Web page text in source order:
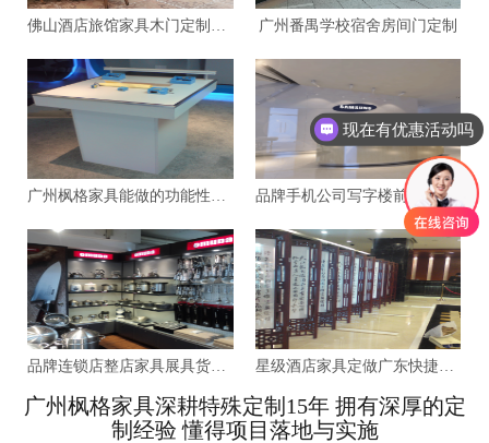
佛山酒店旅馆家具木门定制案例 广州番禺学校宿舍房间门定制
广州枫格家具能做的功能性展柜提升高精设备品质 品牌手机公司写字楼前台定做广州生产厂家
品牌连锁店整店家具展具货架广州生产厂家 星级酒店家具定做广东快捷酒店家具厂
广州枫格家具深耕特殊定制15年 拥有深厚的定
制经验 懂得项目落地与实施
可以介绍下你们的产品么
现在有优惠活动吗